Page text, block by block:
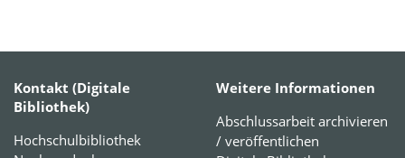
Kontakt (Digitale
Bibliothek)
Hochschulbibliothek
Weitere Informationen
Abschlussarbeit archivieren
/ veröffentlichen